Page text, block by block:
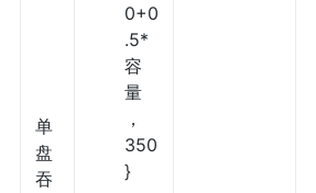
单
盘
吞
0+0
.5*
容
量
，
350
}